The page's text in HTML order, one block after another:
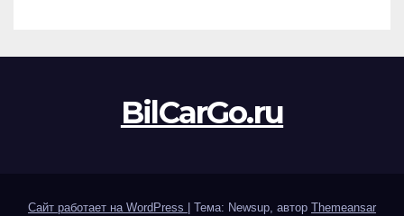
BilCarGo.ru
Сайт работает на WordPress Тема: Newsup, автор Themeansar